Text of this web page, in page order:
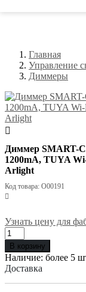
Главная
Управление
Диммеры
Диммер SMART-
1200mA, TUYA
Arlight
Код товара: О00191
Узнать цену для
В корзину
Наличие: более 5
Доставка